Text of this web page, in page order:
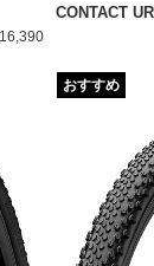
CONTACT
おすすめ